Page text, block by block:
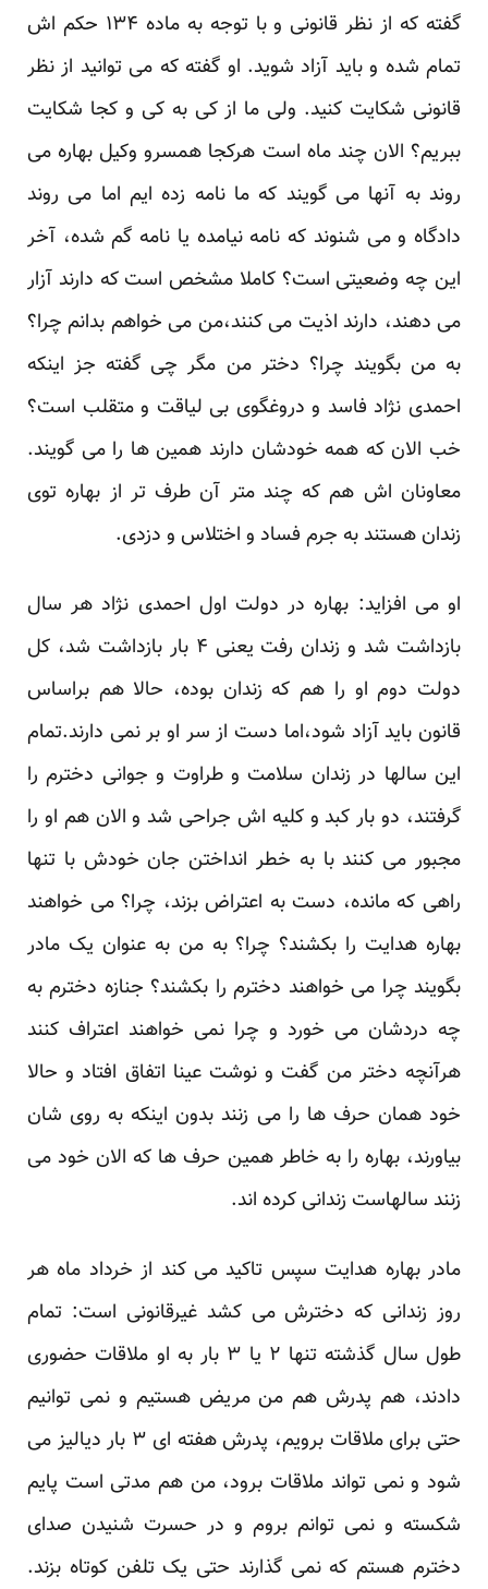
گفته که از نظر قانونی و با توجه به ماده ۱۳۴ حکم اش
تمام شده و باید آزاد شوید. او گفته که می توانید از نظر
قانونی شکایت کنید. ولی ما از کی به کی و کجا شکایت
ببریم؟ الان چند ماه است هرکجا همسرو وکیل بهاره می
روند به آنها می گویند که ما نامه زده ایم اما می روند
دادگاه و می شنوند که نامه نیامده یا نامه گم شده، آخر
این چه وضعیتی است؟ کاملا مشخص است که دارند آزار
می دهند، دارند اذیت می کنند،من می خواهم بدانم چرا؟
به من بگویند چرا؟ دختر من مگر چی گفته جز اینکه
احمدی نژاد فاسد و دروغگوی بی لیاقت و متقلب است؟
خب الان که همه خودشان دارند همین ها را می گویند.
معاونان اش هم که چند متر آن طرف تر از بهاره توی
زندان هستند به جرم فساد و اختلاس و دزدی.
او می افزاید: بهاره در دولت اول احمدی نژاد هر سال
بازداشت شد و زندان رفت یعنی ۴ بار بازداشت شد، کل
دولت دوم او را هم که زندان بوده، حالا هم براساس
قانون باید آزاد شود،اما دست از سر او بر نمی دارند.تمام
این سالها در زندان سلامت و طراوت و جوانی دخترم را
گرفتند، دو بار کبد و کلیه اش جراحی شد و الان هم او را
مجبور می کنند با به خطر انداختن جان خودش با تنها
راهی که مانده، دست به اعتراض بزند، چرا؟ می خواهند
بهاره هدایت را بکشند؟ چرا؟ به من به عنوان یک مادر
بگویند چرا می خواهند دخترم را بکشند؟ جنازه دخترم به
چه دردشان می خورد و چرا نمی خواهند اعتراف کنند
هرآنچه دختر من گفت و نوشت عینا اتفاق افتاد و حالا
خود همان حرف ها را می زنند بدون اینکه به روی شان
بیاورند، بهاره را به خاطر همین حرف ها که الان خود می
زنند سالهاست زندانی کرده اند.
مادر بهاره هدایت سپس تاکید می کند از خرداد ماه هر
روز زندانی که دخترش می کشد غیرقانونی است: تمام
طول سال گذشته تنها ۲ یا ۳ بار به او ملاقات حضوری
دادند، هم پدرش هم من مریض هستیم و نمی توانیم
حتی برای ملاقات برویم، پدرش هفته ای ۳ بار دیالیز می
شود و نمی تواند ملاقات برود، من هم مدتی است پایم
شکسته و نمی توانم بروم و در حسرت شنیدن صدای
دخترم هستم که نمی گذارند حتی یک تلفن کوتاه بزند.